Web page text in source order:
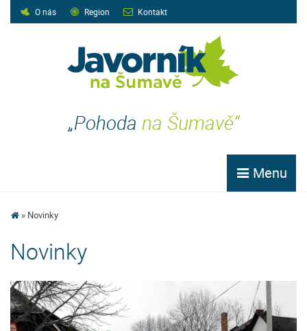
O nás Region Kontakt
„Pohoda na Šumavě“
Menu
Novinky
Novinky